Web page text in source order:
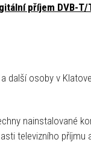
příjem DVB-T/
další osoby v
nainstalované
televizního příjmu